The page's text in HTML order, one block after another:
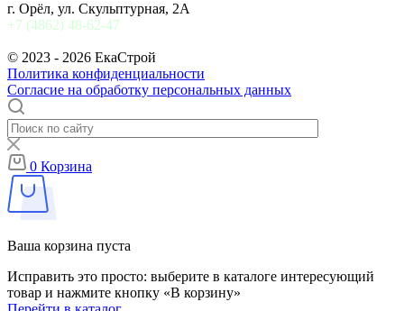
г. Орёл, ул. Скульптурная, 2А
+7 (4862) 48-62-47
© 2023 - 2026 ЕкаСтрой
Политика конфиденциальности
Согласие на обработку персональных данных
0 Корзина
Ваша корзина пуста
Исправить это просто: выберите в каталоге интересующий
товар и нажмите кнопку «В корзину»